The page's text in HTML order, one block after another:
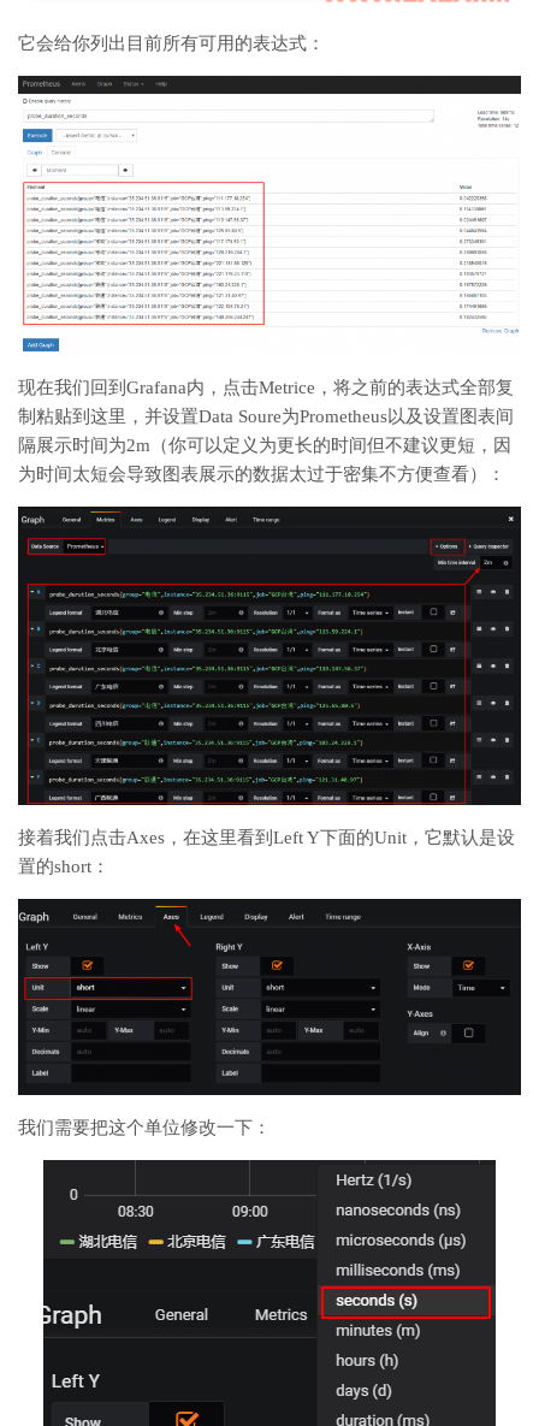
它会给你列出目前所有可用的表达式：
现在我们回到Grafana内，点击Metrice，将之前的表达式全部复
制粘贴到这里，并设置Data Soure为Prometheus以及设置图表间
隔展示时间为2m（你可以定义为更长的时间但不建议更短，因
为时间太短会导致图表展示的数据太过于密集不方便查看）：
接着我们点击Axes，在这里看到Left Y下面的Unit，它默认是设
置的short：
我们需要把这个单位修改一下：